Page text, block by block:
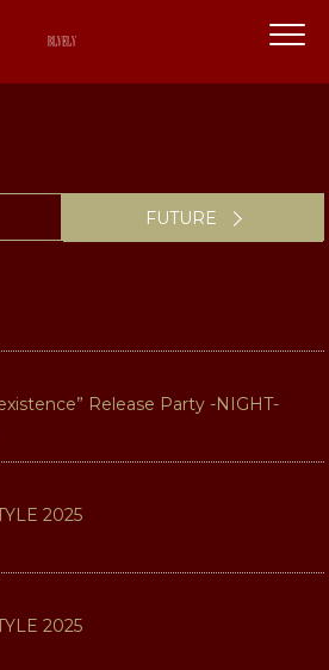
FUTURE
Release Party -NIGHT-
2025
2025